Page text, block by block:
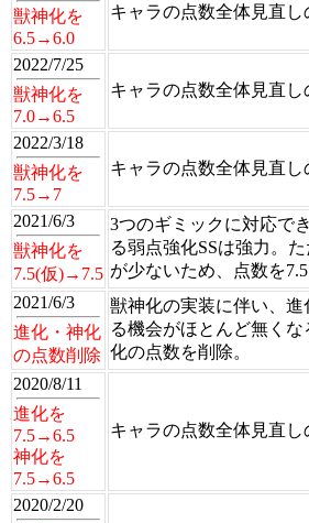
獣神化を
6.5→6.0
キャラの点数全体見直し
2022/7/25
獣神化を
7.0→6.5
キャラの点数全体見直し
2022/3/18
獣神化を
7.5→7
キャラの点数全体見直し
2021/6/3
獣神化を
7.5(仮)→7.5
3つのギミックに対応で
る弱点強化SSは強力。
が少ないため、点数を7.5
2021/6/3
進化・神化
の点数削除
獣神化の実装に伴い、
る機会がほとんど無く
化の点数を削除。
2020/8/11
進化を
7.5→6.5
神化を
7.5→6.5
キャラの点数全体見直し
2020/2/20